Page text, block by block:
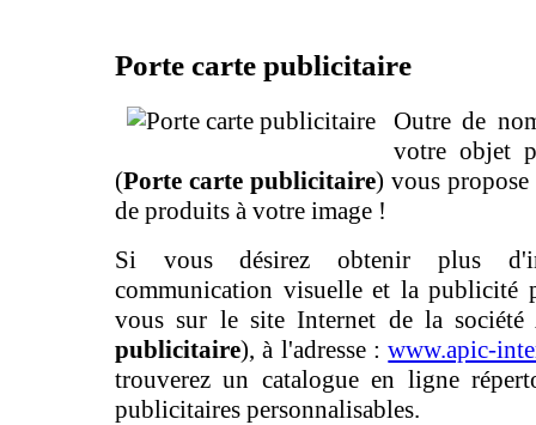
Porte carte publicitaire
Outre de
votre objet
(Porte carte publicitaire) vous propose
de produits à votre image !
Si vous désirez obtenir plus
communication visuelle et la publicité
vous sur le site Internet de la société
publicitaire), à l'adresse :www.apic-
trouverez un catalogue en ligne
publicitaires personnalisables.